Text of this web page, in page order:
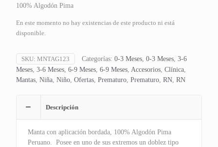
100% Algodón Pima
En este momento no hay existencias de este producto ni está
disponible.
SKU: MNTAG123 Categorías: 0-3 Meses 0-3 Meses 3-6
Meses 3-6 Meses 6-9 Meses 6-9 Meses Accesorios Clínica
Mantas Niña Niño Ofertas Prematuro Prematuro RN RN
Descripción
Manta con aplicación bordada, 100% Algodón Pima
Peruano. Posee en uno de sus extremos un doblez tipo